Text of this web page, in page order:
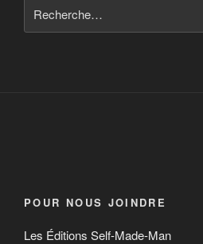
POUR NOUS JOINDRE
Les Éditions Self-Made-Man